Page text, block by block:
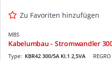
Zu Favoriten hinzufügen
MBS
Kabelumbau - Stromwandler
Type: KBR42 300/5A Kl.1 2,5VA